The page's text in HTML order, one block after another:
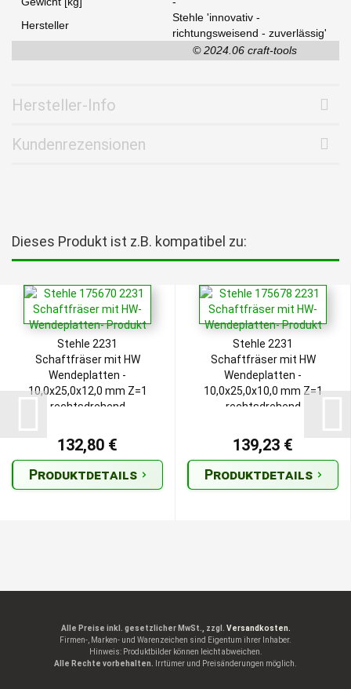
Hersteller
Stehle 'innovativ -
richtungsweisend - zuverlässig'
© 2024.06 craft-tools
Hersteller-Info
Kundenrezensionen
Dieses Produkt ist z.B. kompatibel zu:
Stehle 2231
Schaftfräser mit HW
Wendeplatten -
10,0x25,0x12,0 mm Z=1
rechtsdrehend
132,80 €
Produktdetails
Stehle 2231
Schaftfräser mit HW
Wendeplatten -
10,0x25,0x10,0 mm Z=1
rechtsdrehend
139,23 €
Produktdetails
Alle Preise inkl. gesetzlicher MwSt., zzgl. Versandkosten.
Firmen-, Marken- und Warenzeichen sind Eigentum ihrer Inhaber.
Hinweis: Produktbilder können leicht abweichen.
Alle Rechte vorbehalten. Irrtümer und Preisänderungen möglich.